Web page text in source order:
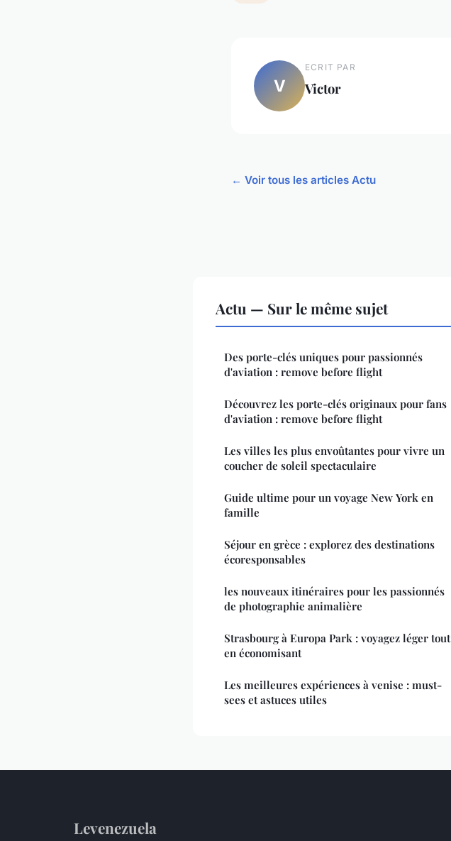
V
ECRIT PAR
Victor
← Voir tous les articles Actu
Actu — Sur le même sujet
Des porte-clés uniques pour passionnés
d'aviation : remove before flight
Découvrez les porte-clés originaux pour fans
d'aviation : remove before flight
Les villes les plus envoûtantes pour vivre un
coucher de soleil spectaculaire
Guide ultime pour un voyage New York en
famille
Séjour en grèce : explorez des destinations
écoresponsables
les nouveaux itinéraires pour les passionnés
de photographie animalière
Strasbourg à Europa Park : voyagez léger tout
en économisant
Les meilleures expériences à venise : must-
sees et astuces utiles
Levenezuela